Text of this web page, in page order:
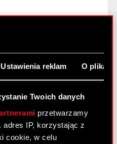
Ustawienia reklam O
Twoich danych
przetwarzamy
adres IP, korzystając z
cookie, w celu
kolejnej kadencji
rewidenta do badania
za 2011 rok